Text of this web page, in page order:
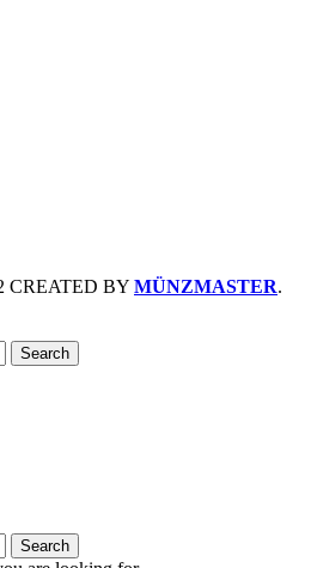
CREATED BY MÜNZMASTER.
Search
Search